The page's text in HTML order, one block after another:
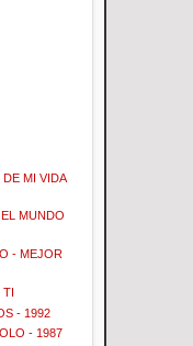
DE MI VIDA
EL MUNDO
- MEJOR
TI
- 1992
- 1987